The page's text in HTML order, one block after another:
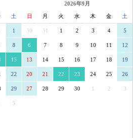
土
1
8
15
22
29
5
2026年9月
日 月 火 水 木 金 土
30 31 1 2 3 4 5
6 7 8 9 10 11 12
13 14 15 16 17 18 19
20 21 22 23 24 25 26
27 28 29 30 1 2 3